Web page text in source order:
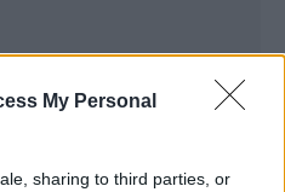
My Personal
sharing to third parties, or